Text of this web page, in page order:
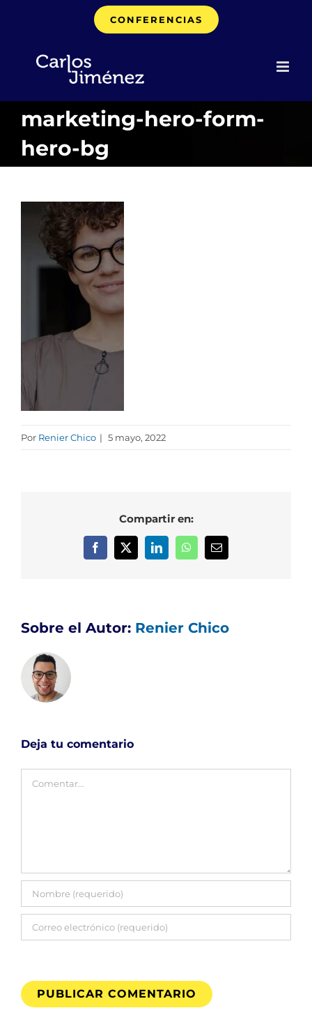
CONFERENCIAS
marketing-hero-form-
hero-bg
Por Renier Chico | 5 mayo, 2022
Compartir en:
Facebook
X LinkedInWhatsAppCorreo
Sobre el Autor: Renier Chico
Deja tu comentario
Comentar